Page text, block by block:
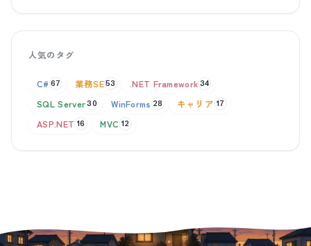
人気のタグ
C# 67 業務SE53 .NET Framework 34
SQL Server30 WinForms 28 キャリア 17
ASP.NET 16 MVC 12